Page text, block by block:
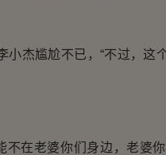
尴尬不已，“不过，这
在老婆你们身边，老婆你